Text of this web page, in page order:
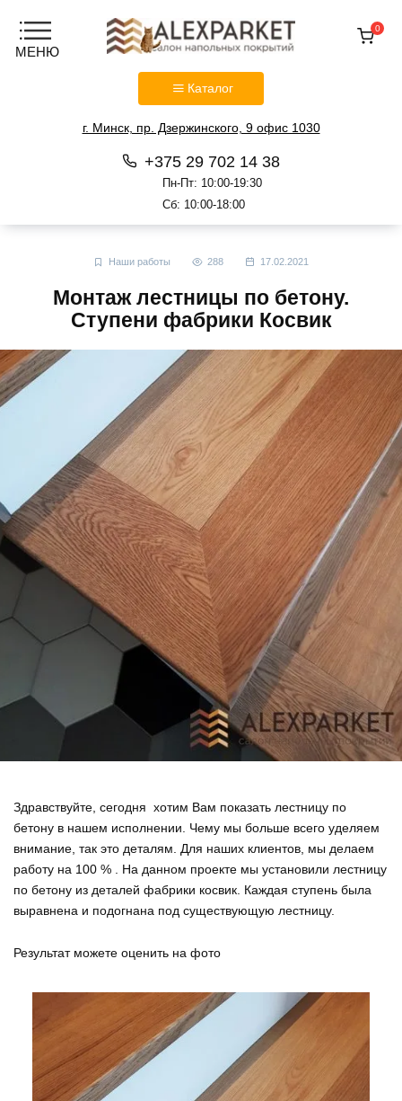
Каталог
г. Минск, пр. Дзержинского, 9 офис 1030
+375 29 702 14 38
Пн-Пт: 10:00-19:30
Сб: 10:00-18:00
0
Наши работы 288 17.02.2021
Монтаж лестницы по бетону.
Ступени фабрики Косвик
Здравствуйте, сегодня хотим Вам показать лестницу по
бетону в нашем исполнении. Чему мы больше всего уделяем
внимание, так это деталям. Для наших клиентов, мы делаем
работу на 100 % . На данном проекте мы установили лестницу
по бетону из деталей фабрики косвик. Каждая ступень была
выравнена и подогнана под существующую лестницу.
Результат можете оценить на фото